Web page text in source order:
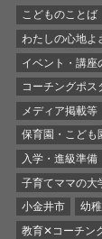
こどものことば
わたしの心地よ
イベント・講座
コーチングポス
メディア掲載等
保育園・こども
入学・進級準備
子育てママの大
小金井市
幼
教育✕コーチン